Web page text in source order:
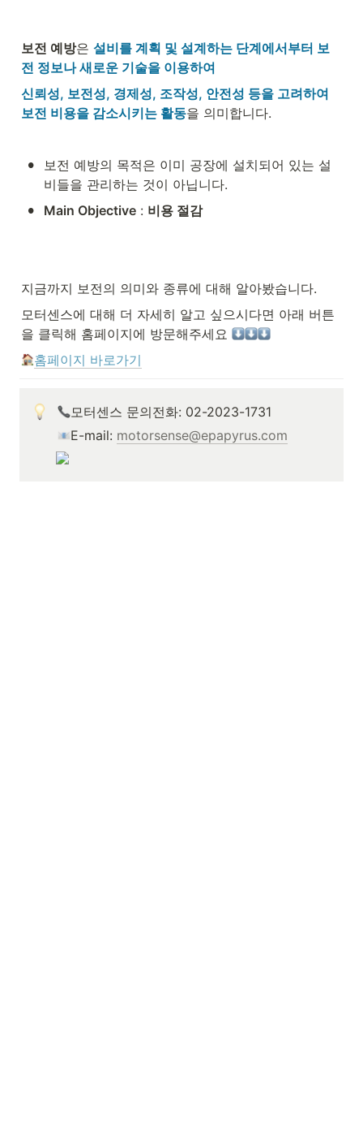
보전 예방은 설비를 계획 및 설계하는 단계에서부터 보
전 정보나 새로운 기술을 이용하여
신뢰성, 보전성, 경제성, 조작성, 안전성 등을 고려하여
보전 비용을 감소시키는 활동을 의미합니다.
•
보전 예방의 목적은 이미 공장에 설치되어 있는 설
비들을 관리하는 것이 아닙니다.
• Main Objective : 비용 절감
지금까지 보전의 의미와 종류에 대해 알아봤습니다.
모터센스에 대해 더 자세히 알고 싶으시다면 아래 버튼
을 클릭해 홈페이지에 방문해주세요
홈페이지 바로가기
모터센스 문의전화: 02-2023-1731
E-mail: motorsense@epapyrus.com